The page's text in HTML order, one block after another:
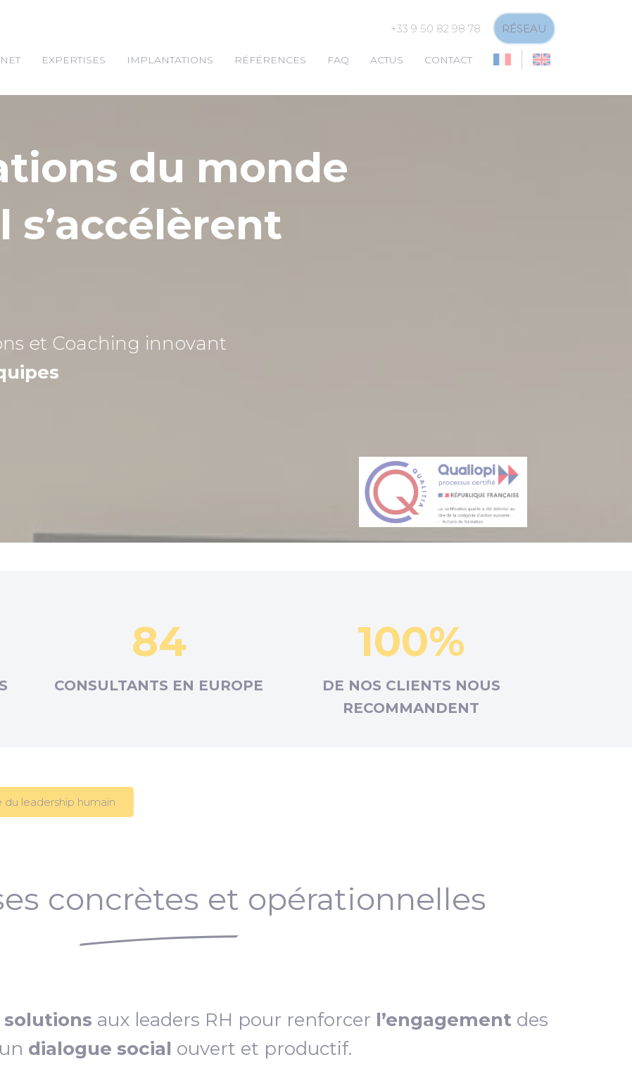
+33 9 50 82 98 78 RÉSEAU
EXPERTISES IMPLANTATIONS RÉFÉRENCES FAQ ACTUS CONTACT
du monde
s’accélèrent
et Coaching innovant
84
CONSULTANTS EN EUROPE
100%
DE NOS CLIENTS NOUS
RECOMMANDENT
leadership humain
concrètes et opérationnelles
solutions aux leaders RH pour renforcer l’engagement des
dialogue social ouvert et productif.